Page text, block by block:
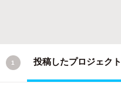
1 投稿したプロジェクト